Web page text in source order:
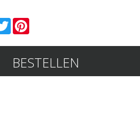
TwitterPinterest
BESTELLEN